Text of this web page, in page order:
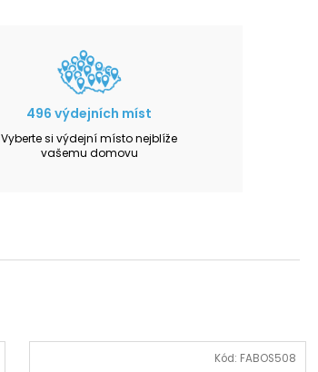
496 výdejních míst
Vyberte si výdejní místo nejblíže
vašemu domovu
Kód: FABOS508